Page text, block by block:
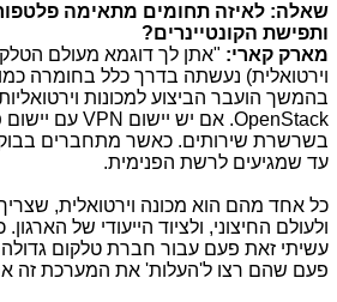
שאלה: לאיזה תחומים מתאימה
ותפישת הקונטיינרים?
מארק קארי: "אתן לך דוגמא מעולם
וירטואלית) נעשתה בדרך כלל בחומרה כמו
בהמשך הועבר הביצוע למכונות
OpenStack. אם יש יישום VPN עם יישום
בשרשרת שירותים. כאשר מתחברים
עד שמגיעים לרשת הפנימית.
כל אחד מהם הוא מכונה וירטואלית,
ולעולם החיצוני, ולציוד הייעודי של
עשיתי זאת פעם עבור חברת טלקום גדולה
פעם שהם רצו ל'העלות' את המערכת זה ארך 15